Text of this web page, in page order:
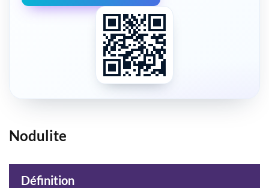
Nodulite
Définition